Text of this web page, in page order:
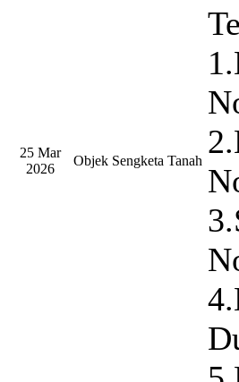
25 Mar
2026
Objek Sengketa Tanah